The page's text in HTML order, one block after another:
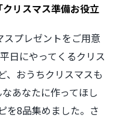
リスマス準備お役立
プレゼントをご用意
日にやってくるクリス
、おうちクリスマスも
あなたに作ってほし
を8品集めました。さ